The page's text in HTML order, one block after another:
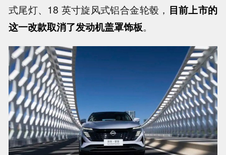
式尾灯、18 英寸旋风式铝合金轮毂， 目前上市的
这一改款取消了发动机盖罩饰板。